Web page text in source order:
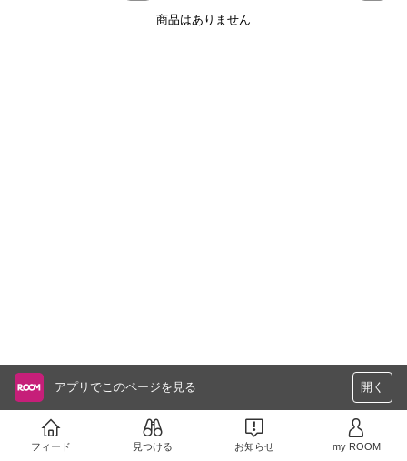
商品はありません
アプリでこのページを見る 開く
フィード 見つける お知らせ my ROOM